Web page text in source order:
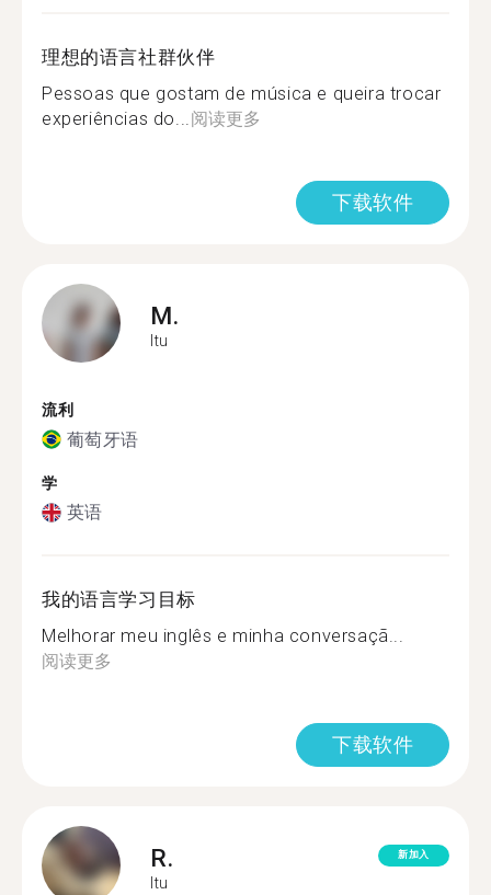
理想的语言社群伙伴
Pessoas que gostam de música e queira trocar
experiências do...阅读更多
下载软件
M.
Itu
流利
葡萄牙语
学
英语
我的语言学习目标
Melhorar meu inglês e minha conversaçã...
阅读更多
下载软件
R.
Itu
新加入